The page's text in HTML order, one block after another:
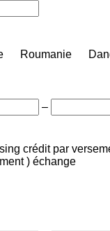
Roumanie
–
crédit par
) échange